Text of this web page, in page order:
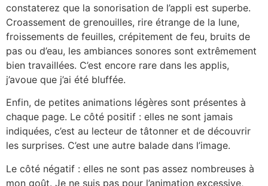
constaterez que la sonorisation de l’appli est superbe.
Croassement de grenouilles, rire étrange de la lune,
froissements de feuilles, crépitement de feu, bruits de
pas ou d’eau, les ambiances sonores sont extrêmement
bien travaillées. C’est encore rare dans les applis,
j’avoue que j’ai été bluffée.
Enfin, de petites animations légères sont présentes à
chaque page. Le côté positif : elles ne sont jamais
indiquées, c’est au lecteur de tâtonner et de découvrir
les surprises. C’est une autre balade dans l’image.
Le côté négatif : elles ne sont pas assez nombreuses à
mon goût. Je ne suis pas pour l’animation excessive,